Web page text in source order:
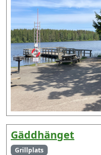
Gäddhänget
Grillplats